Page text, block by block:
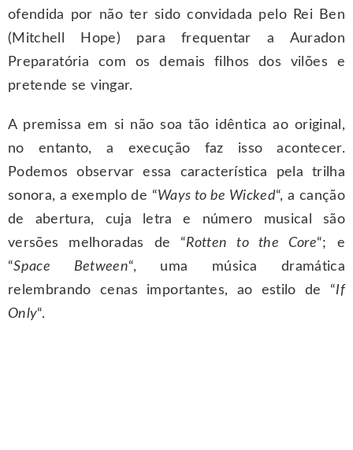
ofendida por não ter sido convidada pelo Rei Ben
(Mitchell Hope) para frequentar a Auradon
Preparatória com os demais filhos dos vilões e
pretende se vingar.
A premissa em si não soa tão idêntica ao original,
no entanto, a execução faz isso acontecer.
Podemos observar essa característica pela trilha
sonora, a exemplo de “Ways to be Wicked“, a canção
de abertura, cuja letra e número musical são
versões melhoradas de “Rotten to the Core“; e
“Space Between“, uma música dramática
relembrando cenas importantes, ao estilo de “If
Only“.